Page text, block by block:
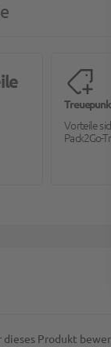
Vorteile
Pack2Go-
dieses Produkt